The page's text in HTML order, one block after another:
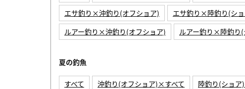
エサ釣り×沖釣り(オフショア)
エサ釣り×陸釣り(シ
ルアー釣り×沖釣り(オフショア)
ルアー釣り×陸釣り(
夏の釣魚
すべて 沖釣り(オフショア)×すべて 陸釣り(ショ